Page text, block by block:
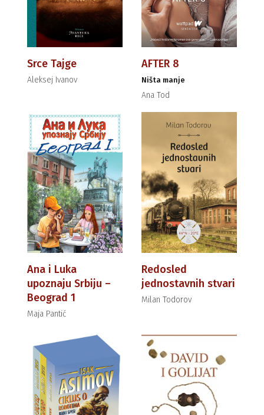
Srce Tajge
Aleksej Ivanov
AFTER 8
Ništa manje
Ana Tod
Ana i Luka
upoznaju Srbiju –
Beograd 1
Maja Pantić
Redosled
jednostavnih stvari
Milan Todorov